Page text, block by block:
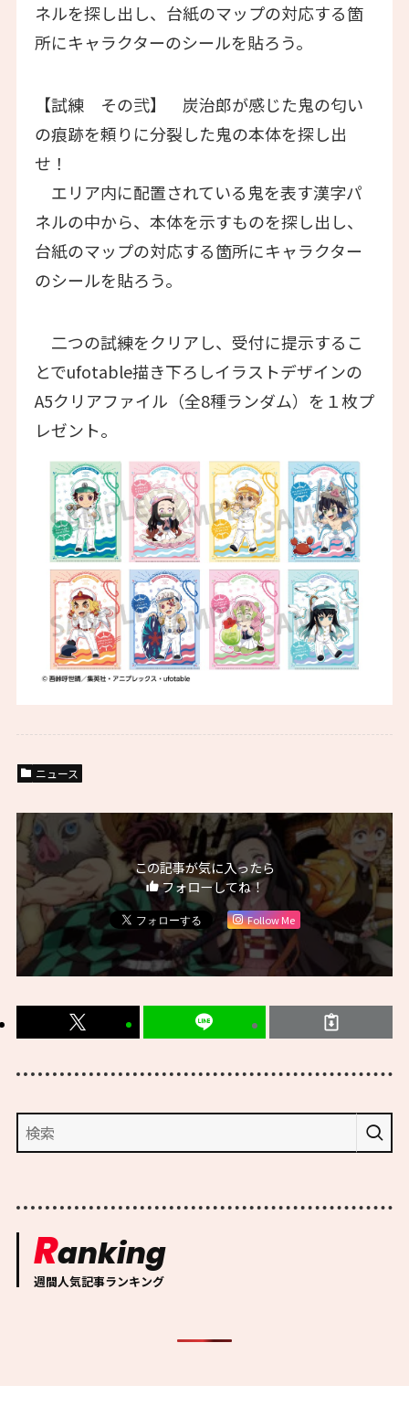
ネルを探し出し、台紙のマップの対応する箇
所にキャラクターのシールを貼ろう。
【試練 その弐】 炭治郎が感じた鬼の匂い
の痕跡を頼りに分裂した鬼の本体を探し出
せ！
エリア内に配置されている鬼を表す漢字パ
ネルの中から、本体を示すものを探し出し、
台紙のマップの対応する箇所にキャラクター
のシールを貼ろう。
二つの試練をクリアし、受付に提示するこ
とでufotable描き下ろしイラストデザインの
A5クリアファイル（全8種ランダム）を１枚プ
レゼント。
ニュース
この記事が気に入ったら
フォローしてね！
Follow Me
Ranking
週間人気記事ランキング